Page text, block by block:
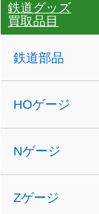
鉄道グッズ
買取品目
鉄道部品
HOゲージ
Nゲージ
Zゲージ